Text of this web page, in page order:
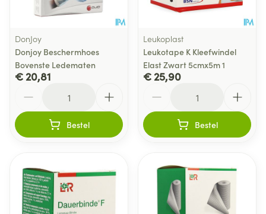
DonJoy
Donjoy Beschermhoes
Bovenste Ledematen
€ 20,81
Bestel
Leukoplast
Leukotape K Kleefwindel
Elast Zwart 5cmx5m 1
€ 25,90
Bestel